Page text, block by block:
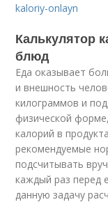
kaloriy-onlayn
Калькулятор
блюд
Еда оказывает
и внешность
килограммов и
физической
калорий в
рекомендуемые
подсчитывать
каждый раз перед
данную задачу